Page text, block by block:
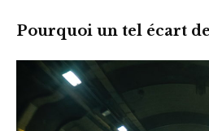
Pourquoi un tel écart